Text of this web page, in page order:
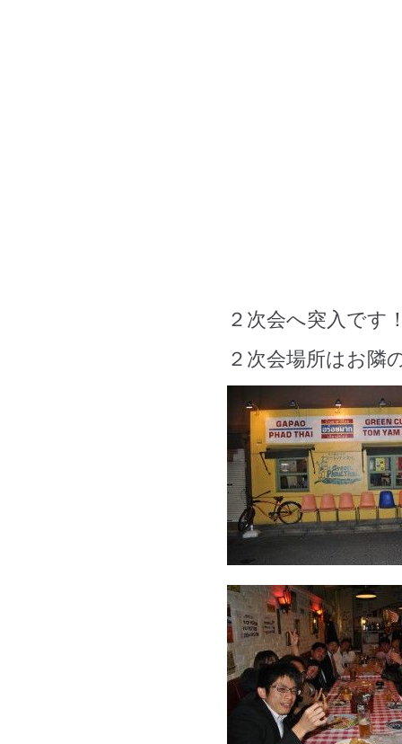
２次会へ突入です
２次会場所はお隣